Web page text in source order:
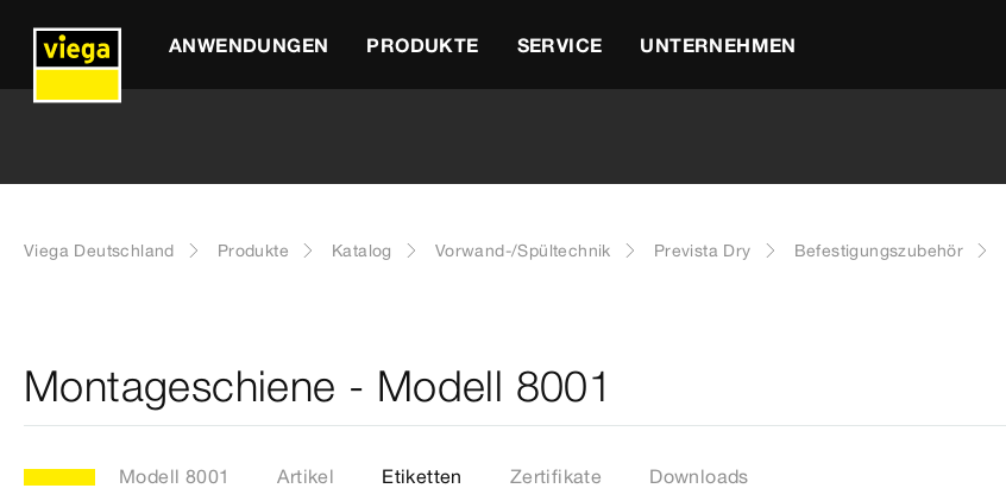
ANWENDUNGEN PRODUKTE SERVICE UNTERNEHMEN
Viega Deutschland Produkte Katalog Vorwand-/Spültechnik Prevista Dry Befestigungszubehör
Montageschiene - Modell 8001
Modell 8001 Artikel Etiketten Zertifikate Downloads